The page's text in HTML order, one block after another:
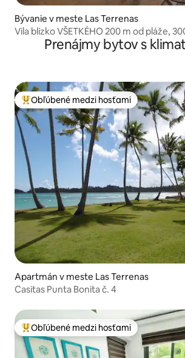
Bývanie v meste Las Terrenas
Vila blízko VŠETKÉHO 200 m od pláže,
Prenájmy bytov s
Najobľúbenejšie medzi hosťami
Obľúbené medzi hosťami
Apartmán v meste Las Terrenas
Casitas Punta Bonita č. 4
Najobľúbenejšie medzi hosťami
Obľúbené medzi hosťami